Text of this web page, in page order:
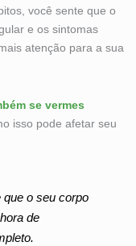
você sente que o
e os sintomas
atenção para a sua
se vermes
isso pode afetar seu
que o seu corpo
de